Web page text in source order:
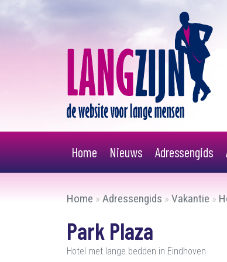
Home Nieuws Adressengids
Home » Adressengids » Vakantie »
Park Plaza
Hotel met lange bedden in Eindhoven